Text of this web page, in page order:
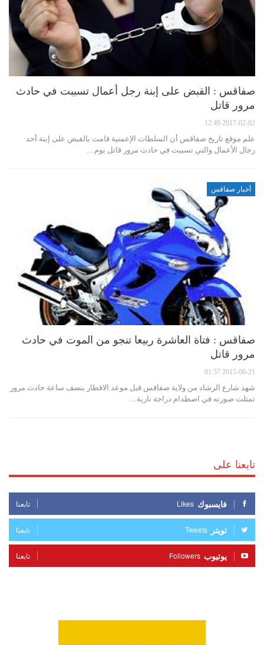
صفاقس : القبض على إبنة رجل أعمال تسببت في حادث
مرور قاتل
2017-02-02 12:49
علم موقع تاريخ صفاقس أن السلطات الإعمنية قامت بالقبض على إبنة أحد
رجال الأعمال والتي تسببت في حادث مرور قاتل يوم…
أخبار صفاقس
صفاقس : فتاة العاشرة ربيعا تنجو من الموت في حادث
مرور قاتل
2015-06-21 01:57
شهد شارع الرشاد من ولاية صفاقس قبل موعد الافطار بنصف ساعة حادث مرور
تمثلت صورته في اصطدام دراجة نارية…
تابعنا على
فايسبوك Likes تابعنا
تويتر Tweets تابعنا
يوتيوب Followers تابعنا